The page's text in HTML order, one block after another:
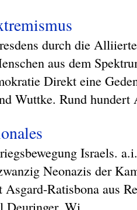
durch die
aus dem
Direkt eine
Wuttke. Rund hundert
Israels.
Neonazis der
Ratisbona aus
Deuringer, Wi...